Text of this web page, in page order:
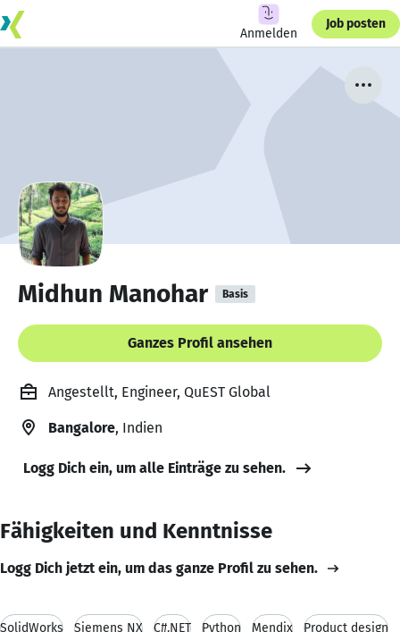
Anmelden
Job posten
Midhun Manohar Basis
Ganzes Profil ansehen
Angestellt, Engineer, QuEST Global
Bangalore, Indien
Logg Dich ein, um alle Einträge zu sehen.
Fähigkeiten und Kenntnisse
Logg Dich jetzt ein, um das ganze Profil zu sehen.
SolidWorks Siemens NX C#.NET Python Mendix Product design